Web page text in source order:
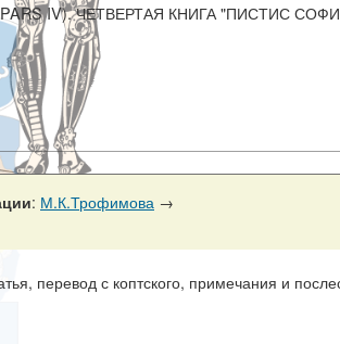
IV). ЧЕТВЕРТАЯ КНИГА "ПИСТИС
: М.К.Трофимова →
перевод с коптского, примечания и